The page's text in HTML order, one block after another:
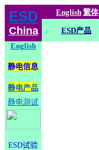
ESD
China
English 繁体
ESD产品
English
静电信息
静电产品
静电测试
ESD试验